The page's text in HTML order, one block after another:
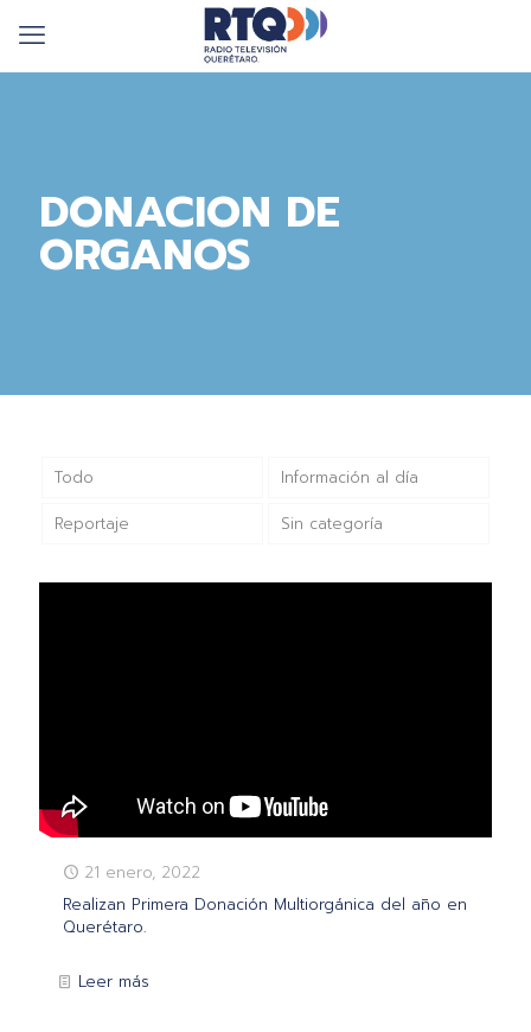
DONACION DE
ORGANOS
Todo Información al día
Reportaje Sin categoría
21 enero, 2022
Realizan Primera Donación Multiorgánica del año en
Querétaro.
Leer más